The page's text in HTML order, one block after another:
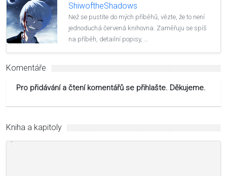
ShiwoftheShadows
Než se pustíte do mých příběhů, vězte, že to není
jednoduchá červená knihovna. Zaměřuju se spíš
na příběh, detailní popisy, …
Komentáře
Pro přidávání a čtení komentářů se přihlašte. Děkujeme.
Kniha a kapitoly